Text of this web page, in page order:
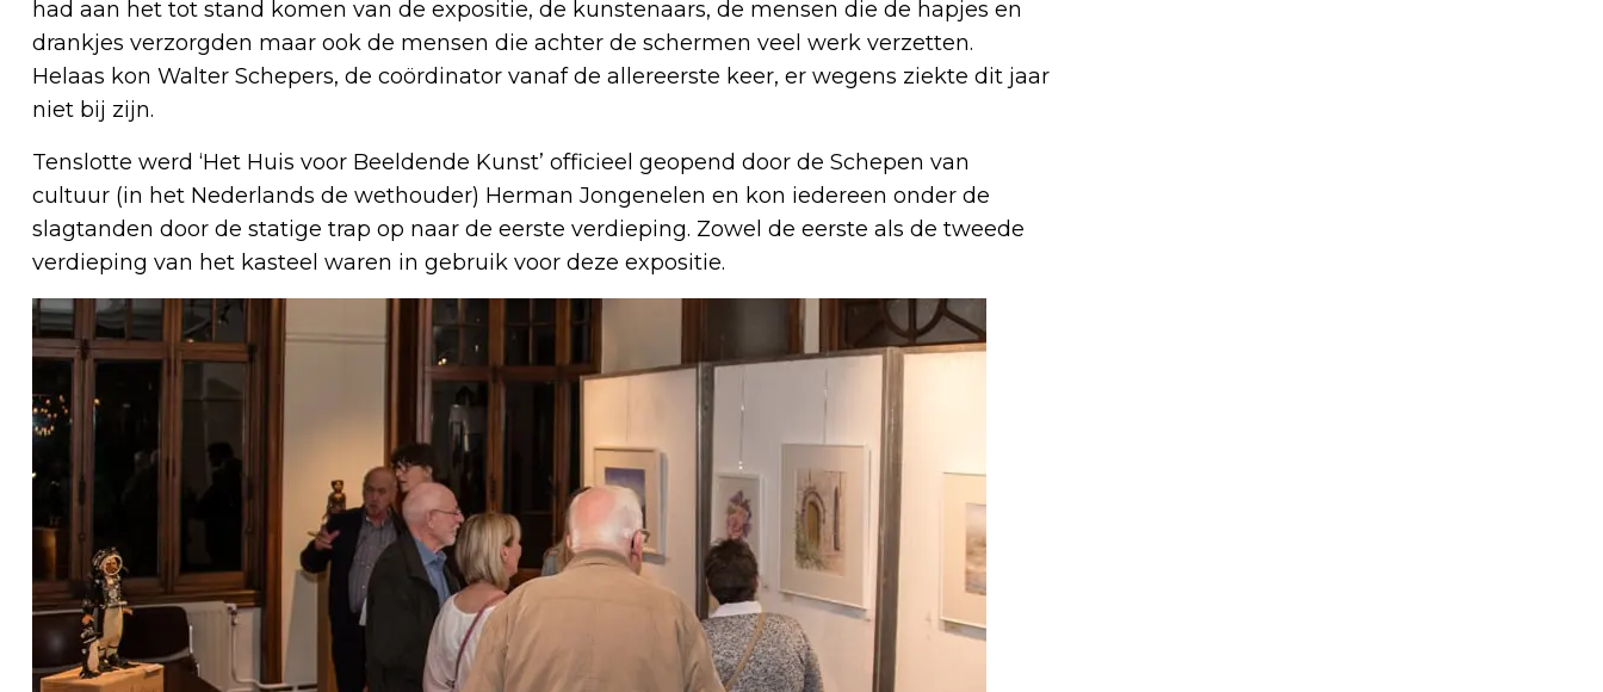
had aan het tot stand komen van de expositie, de kunstenaars, de mensen die de hapjes en
drankjes verzorgden maar ook de mensen die achter de schermen veel werk verzetten.
Helaas kon Walter Schepers, de coördinator vanaf de allereerste keer, er wegens ziekte dit jaar
niet bij zijn.
Tenslotte werd ‘Het Huis voor Beeldende Kunst’ officieel geopend door de Schepen van
cultuur (in het Nederlands de wethouder) Herman Jongenelen en kon iedereen onder de
slagtanden door de statige trap op naar de eerste verdieping. Zowel de eerste als de tweede
verdieping van het kasteel waren in gebruik voor deze expositie.